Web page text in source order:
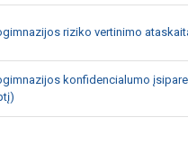
riziko vertinimo
konfidencialumo